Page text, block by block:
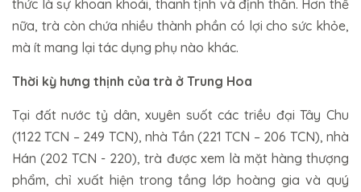
thức là sự khoan khoái, thanh tịnh và định thần. Hơn thế
nữa, trà còn chứa nhiều thành phần có lợi cho sức khỏe,
mà ít mang lại tác dụng phụ nào khác.
Thời kỳ hưng thịnh của trà ở Trung Hoa
Tại đất nước tỷ dân, xuyên suốt các triều đại Tây Chu
(1122 TCN – 249 TCN), nhà Tần (221 TCN – 206 TCN), nhà
Hán (202 TCN - 220), trà được xem là mặt hàng thượng
phẩm, chỉ xuất hiện trong tầng lớp hoàng gia và quý